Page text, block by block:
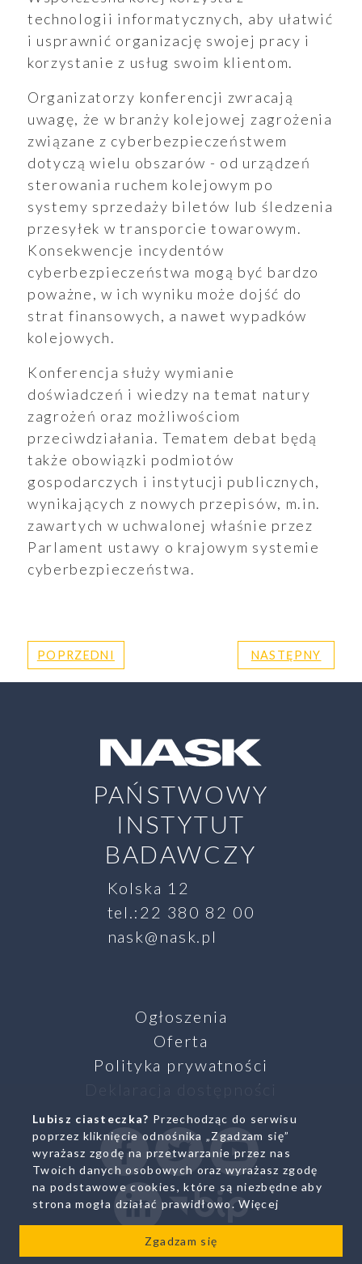
Wyszukiwarka
SZUKAJ
technologii informatycznych, aby ułatwić
i usprawnić organizację swojej pracy i
korzystanie z usług swoim klientom.
Organizatorzy konferencji zwracają
uwagę, że w branży kolejowej zagrożenia
związane z cyberbezpieczeństwem
dotyczą wielu obszarów - od urządzeń
sterowania ruchem kolejowym po
systemy sprzedaży biletów lub śledzenia
przesyłek w transporcie towarowym.
Konsekwencje incydentów
cyberbezpieczeństwa mogą być bardzo
poważne, w ich wyniku może dojść do
strat finansowych, a nawet wypadków
kolejowych.
Konferencja służy wymianie
doświadczeń i wiedzy na temat natury
zagrożeń oraz możliwościom
przeciwdziałania. Tematem debat będą
także obowiązki podmiotów
gospodarczych i instytucji publicznych,
wynikających z nowych przepisów, m.in.
zawartych w uchwalonej właśnie przez
Parlament ustawy o krajowym systemie
cyberbezpieczeństwa.
POPRZEDNI NASTĘPNY
PAŃSTWOWY
INSTYTUT
BADAWCZY
Kolska 12
tel.:22 380 82 00
nask@nask.pl
Ogłoszenia
Oferta
Polityka prywatności
Deklaracja dostępności
FacebookTwitterYoutube
LinkedinBiuletyn Infromacji
Lubisz ciasteczka? Przechodząc do serwisu
poprzez kliknięcie odnośnika „Zgadzam się”
wyrażasz zgodę na przetwarzanie przez nas
Twoich danych osobowych oraz wyrażasz zgodę
na podstawowe cookies, które są niezbędne aby
strona mogła działać prawidłowo.Więcej
Zgadzam się